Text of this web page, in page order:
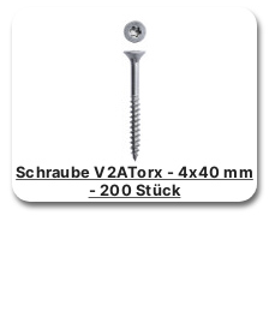
Schraube V2ATorx - 4x40 mm
- 200 Stück